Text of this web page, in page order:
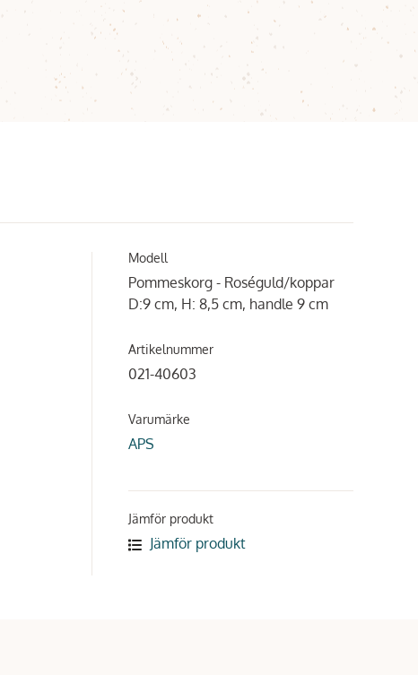
Modell
Pommeskorg - Roséguld/koppar
D:9 cm, H: 8,5 cm, handle 9 cm
Artikelnummer
021-40603
Varumärke
APS
Jämför produkt
Jämför produkt